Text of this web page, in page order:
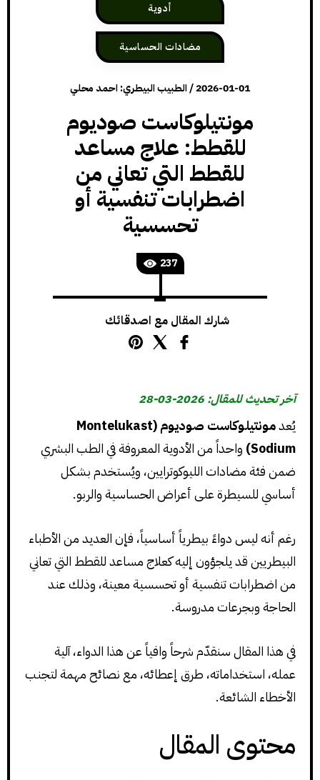
أدوية
مضادات الحساسية
2026-01-01
/الطبيب البيطري: احمد محلي
مونتيلوكاست صوديوم
للقطط: علاج مساعد
للقطط التي تعاني من
اضطرابات تنفسية أو
تحسسية
237
شارك المقال مع اصدقائك
آخر تحديث للمقال: 2026-03-28
يُعد
مونتيلوكاست صوديوم (Montelukast
Sodium) واحداً من الأدوية المعروفة في الطب البشري
ضمن فئة مضادات الليوكوترايين، ويُستخدم بشكل
أساسي للسيطرة على أعراض الحساسية والربو.
رغم أنه ليس دواءً بيطرياً أساسياً، فإن العديد من الأطباء
البيطريين قد يلجؤون إليه كعلاج مساعد للقطط التي تعاني
من اضطرابات تنفسية أو تحسسية معينة، وذلك عند
الحاجة وبجرعات مدروسة.
في هذا المقال سنقدّم شرحاً وافياً عن هذا الدواء، آلية
عمله، استخداماته، طرق إعطائه، مع نصائح مهمة لتجنب
الأخطاء الشائعة.
محتوى المقال